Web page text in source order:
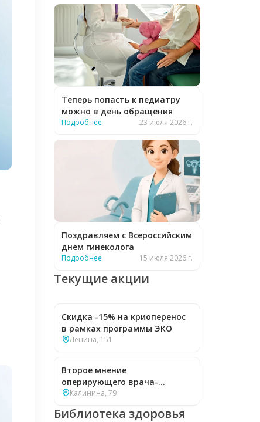
Теперь попасть к педиатру
можно в день обращения
Подробнее 23 июля 2026 г.
Поздравляем с Всероссийским
днем гинеколога
Подробнее 15 июля 2026 г.
Текущие акции
Скидка -15% на криоперенос
в рамках программы ЭКО
Ленина, 151
Второе мнение
оперирующего врача-
гинеколога — бесплатно
Калинина, 79
Библиотека здоровья